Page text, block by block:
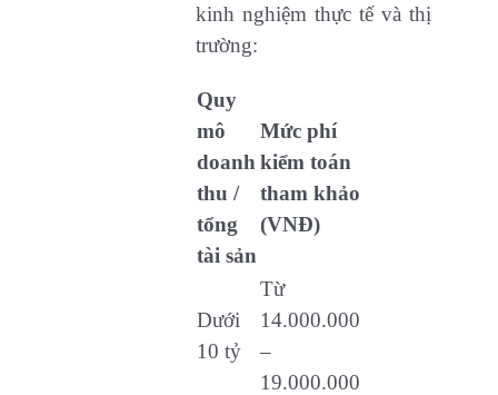
kinh nghiệm thực tế và thị
trường:
Quy
mô
doanh
thu /
tổng
tài sản
Mức phí
kiểm toán
tham khảo
(VNĐ)
Dưới
10 tỷ
Từ
14.000.000
–
19.000.000